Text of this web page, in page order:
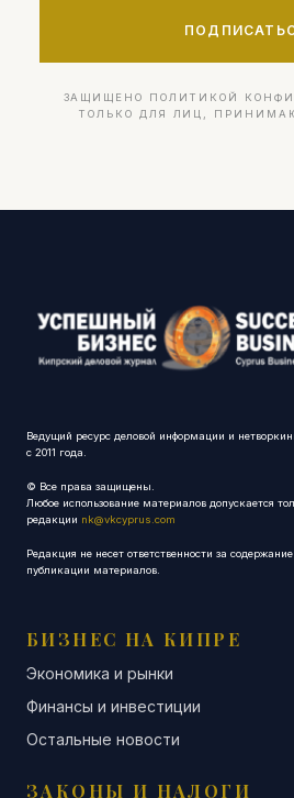
ЗАЩИЩЕНО ПОЛИТИКОЙ
ТОЛЬКО ДЛЯ ЛИЦ,
Ведущий ресурс деловой информации и
с 2011 года.
© Все права защищены.
Любое использование материалов допускается
редакции nk@vkcyprus.com
Редакция не несет ответственности за
публикации материалов.
БИЗНЕС НА КИПРЕ
Экономика и рынки
Финансы и инвестиции
Остальные новости
ЗАКОНЫ И НАЛОГИ